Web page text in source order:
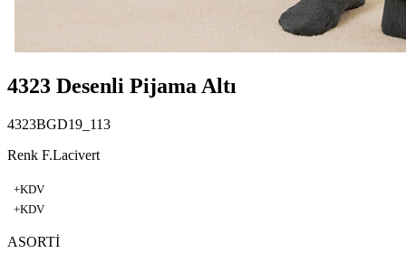
4323 Desenli Pijama Altı
4323BGD19_113
Renk F.Lacivert
+KDV
+KDV
ASORTİ